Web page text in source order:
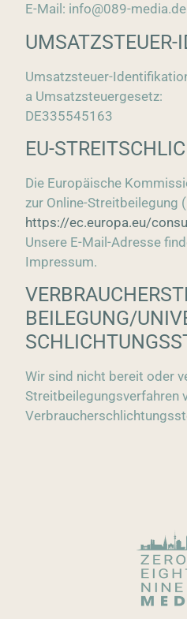
E-Mail: info@089-media.de
UMSATZSTEUER-
Umsatzsteuer-
a Umsatzsteuergesetz:
DE335545163
EU-
Die Europäische
zur Online-Streitbeilegung
https://ec.europa.eu/
Unsere E-Mail-Adresse
Impressum.
BEILEGUNG/
Wir sind nicht bereit oder
Streitbeilegungsverfahren